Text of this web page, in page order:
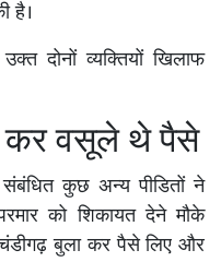
है।
दोनों व्यक्तियों खिलाफ
कर वसूले थे पैसे
कुछ अन्य पीडितों ने
को शिकायत देने मौके
बुला कर पैसे लिए और